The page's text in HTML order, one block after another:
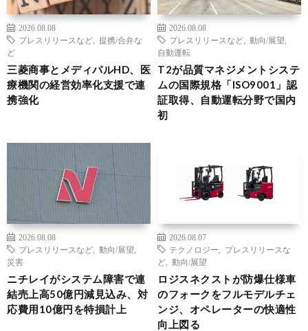
2026.08.08
プレスリリースなど
提携/合弁な
ど
三菱商事とメディパルHD、医
療機関の経営効率化支援で連
携強化
2026.08.08
プレスリリースなど
動向/展望
自動運転
T2が品質マネジメントシステ
ムの国際規格「ISO9001」認
証取得、自動運転分野で国内
初
2026.08.08
プレスリリースなど
動向/展望
災害
ニチレイがシステム障害で連
結売上高50億円減見込み、対
応費用10億円を特損計上
2026.08.07
テクノロジー
プレスリリースな
ど
動向/展望
ロジスネクストが防爆仕様車
のフォークをフルモデルチェ
ンジ、オペレーターの快適性
向上図る